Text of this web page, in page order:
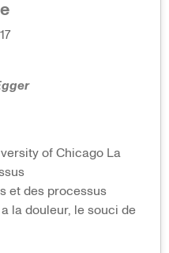
of Chicago La
et des processus
la douleur, le souci de